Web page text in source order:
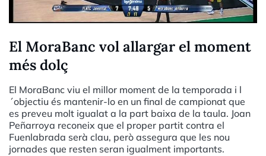
El MoraBanc vol allargar el moment
més dolç
El MoraBanc viu el millor moment de la temporada i l
´objectiu és mantenir-lo en un final de campionat que
es preveu molt igualat a la part baixa de la taula. Joan
Peñarroya reconeix que el proper partit contra el
Fuenlabrada serà clau, però assegura que les nou
jornades que resten seran igualment importants.